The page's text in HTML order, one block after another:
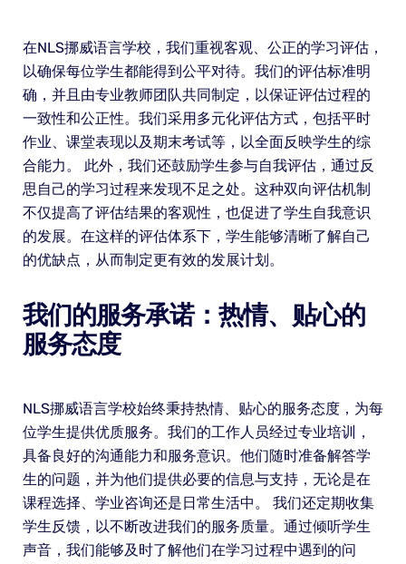
在NLS挪威语言学校，我们重视客观、公正的学习评估，
以确保每位学生都能得到公平对待。我们的评估标准明
确，并且由专业教师团队共同制定，以保证评估过程的
一致性和公正性。我们采用多元化评估方式，包括平时
作业、课堂表现以及期末考试等，以全面反映学生的综
合能力。 此外，我们还鼓励学生参与自我评估，通过反
思自己的学习过程来发现不足之处。这种双向评估机制
不仅提高了评估结果的客观性，也促进了学生自我意识
的发展。在这样的评估体系下，学生能够清晰了解自己
的优缺点，从而制定更有效的发展计划。
我们的服务承诺：热情、贴心的
服务态度
NLS挪威语言学校始终秉持热情、贴心的服务态度，为每
位学生提供优质服务。我们的工作人员经过专业培训，
具备良好的沟通能力和服务意识。他们随时准备解答学
生的问题，并为他们提供必要的信息与支持，无论是在
课程选择、学业咨询还是日常生活中。 我们还定期收集
学生反馈，以不断改进我们的服务质量。通过倾听学生
声音，我们能够及时了解他们在学习过程中遇到的问